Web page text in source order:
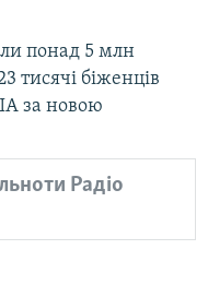
понад 5 млн
тисячі біженців
за новою
Радіо